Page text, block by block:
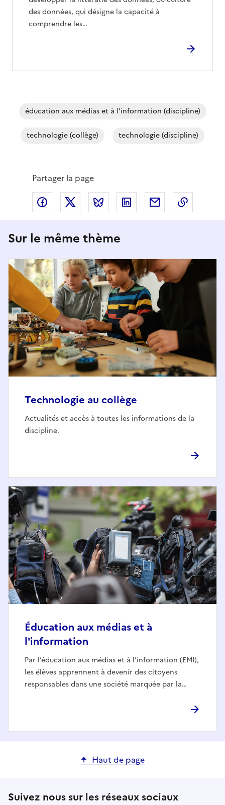
des données, qui désigne la capacité à
comprendre les…
éducation aux médias et à l'information (discipline)
technologie (collège) technologie (discipline)
Partager la page
Partager via Facebook
Partager via XPartager via Bluesky
Partager via LinkedIn
Partager par
Sur le même thème
Technologie au collège
Actualités et accès à toutes les informations de la
discipline.
Éducation aux médias et à
l'information
Par l’éducation aux médias et à l’information (EMI),
les élèves apprennent à devenir des citoyens
responsables dans une société marquée par la…
Haut de page
Suivez nous sur les réseaux sociaux